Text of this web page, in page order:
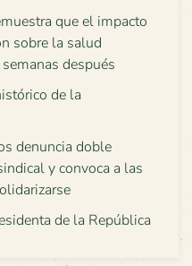
que el impacto
sobre la salud
después
de la
denuncia doble
y convoca a las
de la República